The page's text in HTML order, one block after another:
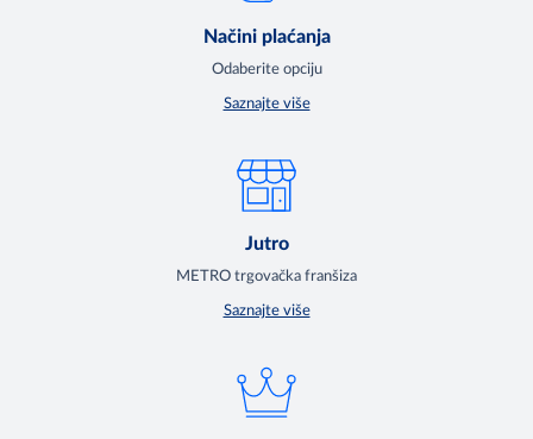
Načini plaćanja
Odaberite opciju
Saznajte više
Jutro
METRO trgovačka franšiza
Saznajte više